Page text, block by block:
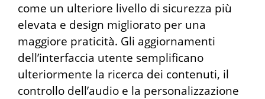
come un ulteriore livello di sicurezza più
elevata e design migliorato per una
maggiore praticità. Gli aggiornamenti
dell’interfaccia utente semplificano
ulteriormente la ricerca dei contenuti, il
controllo dell’audio e la personalizzazione